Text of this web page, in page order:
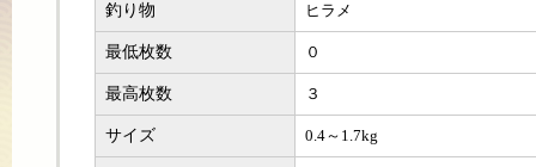
釣り物 ヒラメ
最低枚数 ０
最高枚数 ３
サイズ 0.4～1.7kg